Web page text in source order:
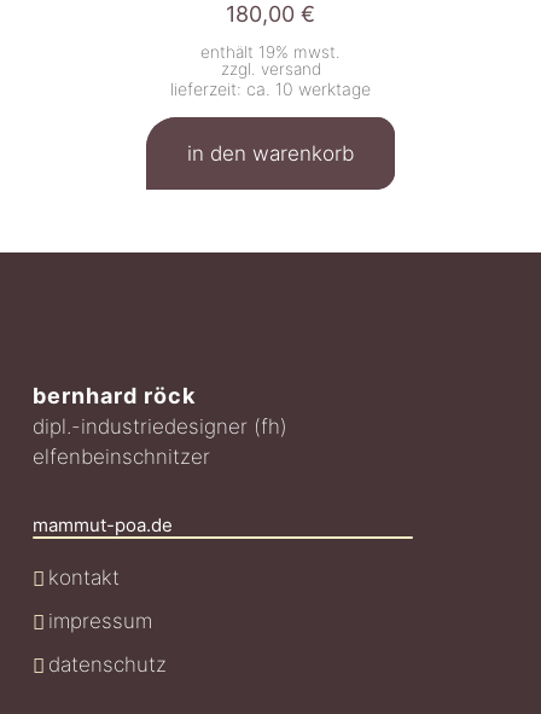
180,00 €
enthält 19% mwst.
zzgl. versand
lieferzeit: ca. 10 werktage
in den warenkorb
bernhard röck
dipl.-industriedesigner (fh)
elfenbeinschnitzer
mammut-poa.de
kontakt
impressum
datenschutz